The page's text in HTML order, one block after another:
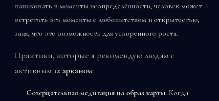
паниковать в моменты неопределённости, человек может
встретить эти моменты с любопытством и открытостью,
зная, что это возможность для ускоренного роста.
Практики, которые я рекомендую людям с
активным12 арканом:
Созерцательная медитация на образ карты. Когда